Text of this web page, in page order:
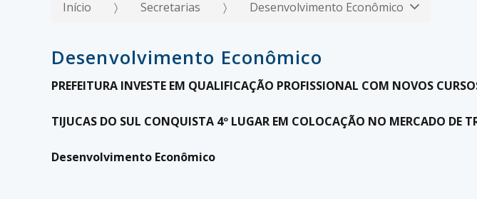
Início Secretarias Desenvolvimento Econômico
Desenvolvimento Econômico
PREFEITURA INVESTE EM QUALIFICAÇÃO PROFISSIONAL COM NOVOS
TIJUCAS DO SUL CONQUISTA 4º LUGAR EM COLOCAÇÃO NO MERCADO DE
Desenvolvimento Econômico